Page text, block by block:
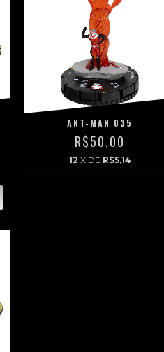
ANT-MAN 035
R$50,00
12 X DE R$5,14